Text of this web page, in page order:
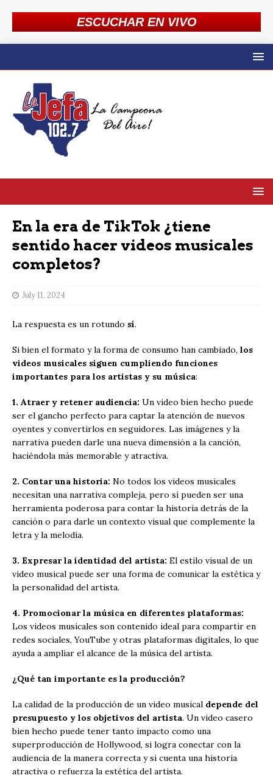
ESCUCHAR EN VIVO
En la era de TikTok ¿tiene
sentido hacer videos musicales
completos?
July 11, 2024
La respuesta es un rotundo sí.
Si bien el formato y la forma de consumo han cambiado, los
videos musicales siguen cumpliendo funciones
importantes para los artistas y su música:
1. Atraer y retener audiencia: Un video bien hecho puede
ser el gancho perfecto para captar la atención de nuevos
oyentes y convertirlos en seguidores. Las imágenes y la
narrativa pueden darle una nueva dimensión a la canción,
haciéndola más memorable y atractiva.
2. Contar una historia: No todos los videos musicales
necesitan una narrativa compleja, pero sí pueden ser una
herramienta poderosa para contar la historia detrás de la
canción o para darle un contexto visual que complemente la
letra y la melodía.
3. Expresar la identidad del artista: El estilo visual de un
video musical puede ser una forma de comunicar la estética y
la personalidad del artista.
4. Promocionar la música en diferentes plataformas:
Los videos musicales son contenido ideal para compartir en
redes sociales, YouTube y otras plataformas digitales, lo que
ayuda a ampliar el alcance de la música del artista.
¿Qué tan importante es la producción?
La calidad de la producción de un video musical depende del
presupuesto y los objetivos del artista. Un video casero
bien hecho puede tener tanto impacto como una
superproducción de Hollywood, si logra conectar con la
audiencia de la manera correcta y si cuenta una historia
atractiva o refuerza la estética del artista.